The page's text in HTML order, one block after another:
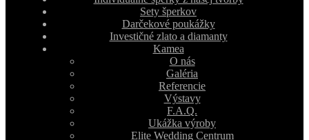
Sety šperkov
Darčekové poukážky
Investičné zlato a diamanty
Kamea
O nás
Galéria
Referencie
Výstavy
F.A.Q.
Ukážka výroby
Elite Wedding Centrum